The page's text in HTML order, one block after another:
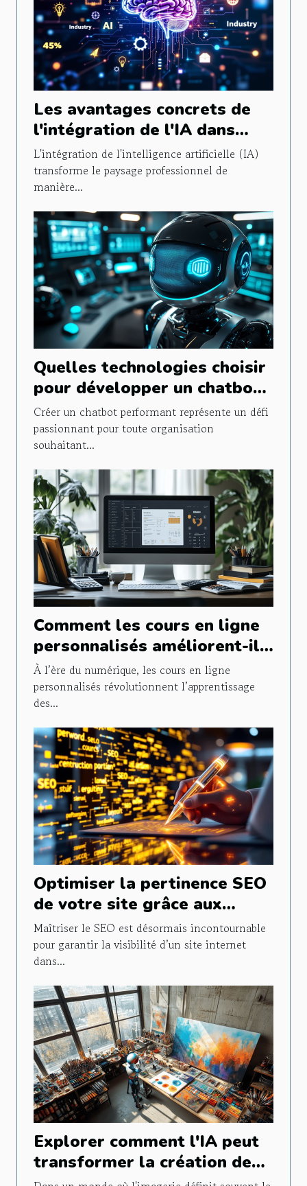
Les avantages concrets de
l'intégration de l'IA dans
différents secteurs d'activité
L'intégration de l'intelligence artificielle (IA)
transforme le paysage professionnel de
manière...
Quelles technologies choisir
pour développer un chatbot
efficace ?
Créer un chatbot performant représente un défi
passionnant pour toute organisation
souhaitant...
Comment les cours en ligne
personnalisés améliorent-ils
les performances en
mathématiques ?
À l’ère du numérique, les cours en ligne
personnalisés révolutionnent l’apprentissage
des...
Optimiser la pertinence SEO
de votre site grâce aux
outils d'IA pour rédacteurs
Maîtriser le SEO est désormais incontournable
pour garantir la visibilité d’un site internet
dans...
Explorer comment l'IA peut
transformer la création de